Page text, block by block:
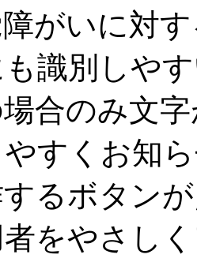
障がいに対
識別しや
場合のみ文
すくお知
するボタン
をやさし